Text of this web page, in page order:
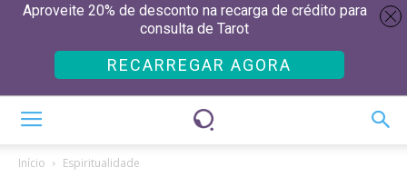
Início Espiritualidade
Aproveite 20% de desconto na recarga de crédito para
consulta de Tarot
RECARREGAR AGORA